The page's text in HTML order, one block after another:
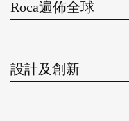
Roca遍佈全球
設計及創新